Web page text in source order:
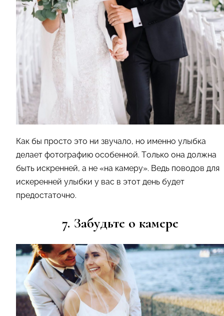
Как бы просто это ни звучало, но именно улыбка
делает фотографию особенной. Только она должна
быть искренней, а не «на камеру». Ведь поводов для
искеренней улыбки у вас в этот день будет
предостаточно.
7. Забудьте о камере